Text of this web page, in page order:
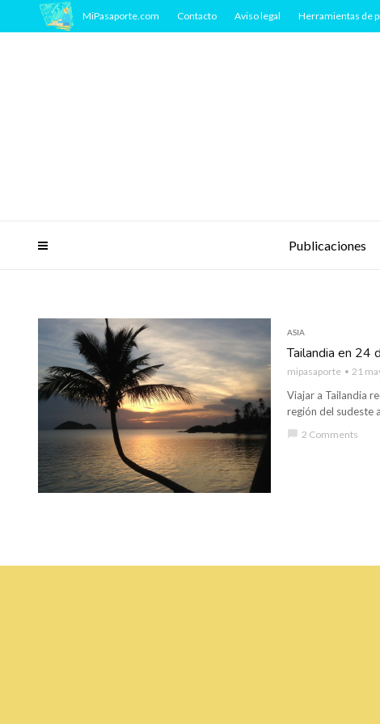
Publicaciones
MiPasaporte.com Contacto Aviso legal Herramientas de
ASIA
Tailandia en 24
mipasaporte 21
Viajar a Tailandia
región del sudeste
chat_bubble 2 Comments